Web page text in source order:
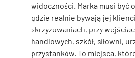
widoczności. Marka musi być
gdzie realnie bywają jej
skrzyżowaniach, przy
handlowych, szkół, siłowni,
przystanków. To miejsca,